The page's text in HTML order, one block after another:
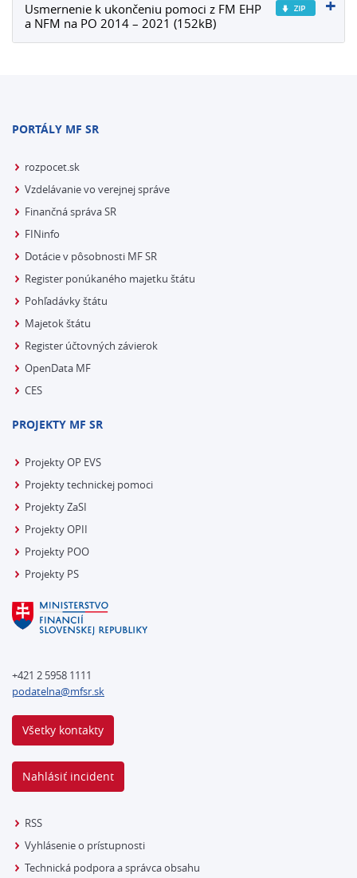
Usmernenie k ukončeniu pomoci z FM EHP
a NFM na PO 2014 – 2021 (152kB)
PORTÁLY MF SR
rozpocet.sk
Vzdelávanie vo verejnej správe
Finančná správa SR
FINinfo
Dotácie v pôsobnosti MF SR
Register ponúkaného majetku štátu
Pohľadávky štátu
Majetok štátu
Register účtovných závierok
OpenData MF
CES
PROJEKTY MF SR
Projekty OP EVS
Projekty technickej pomoci
Projekty ZaSI
Projekty OPII
Projekty POO
Projekty PS
+421 2 5958 1111
podatelna@mfsr.sk
Všetky kontakty
Nahlásiť incident
RSS
Vyhlásenie o prístupnosti
Technická podpora a správca obsahu